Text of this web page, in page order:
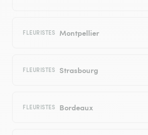
FLEURISTES Montpellier
FLEURISTES Strasbourg
FLEURISTES Bordeaux